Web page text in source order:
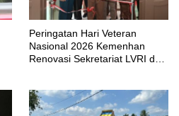
Peringatan Hari Veteran
Nasional 2026 Kemenhan
Renovasi Sekretariat LVRI dan